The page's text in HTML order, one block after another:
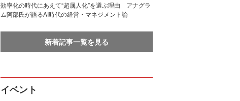
効率化の時代にあえて“超属人化”を選ぶ理由 アナグラ
ム阿部氏が語るAI時代の経営・マネジメント論
新着記事一覧を見る
イベント